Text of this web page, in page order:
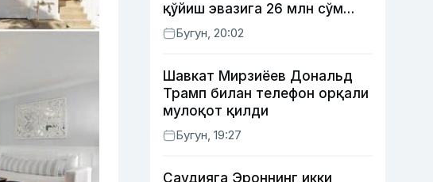
қўйиш эвазига 26 млн сўм
олган шахс ушланди
Бугун, 20:02
Шавкат Мирзиёев Дональд
Трамп билан телефон орқали
мулоқот қилди
Бугун, 19:27
Саудияга Эроннинг икки